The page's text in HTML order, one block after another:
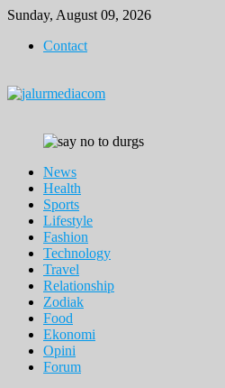
Skip
content
Sunday, August 09, 2026
Contact
News
Health
Sports
Lifestyle
Fashion
Technology
Travel
Relationship
Zodiak
Food
Ekonomi
Opini
Forum